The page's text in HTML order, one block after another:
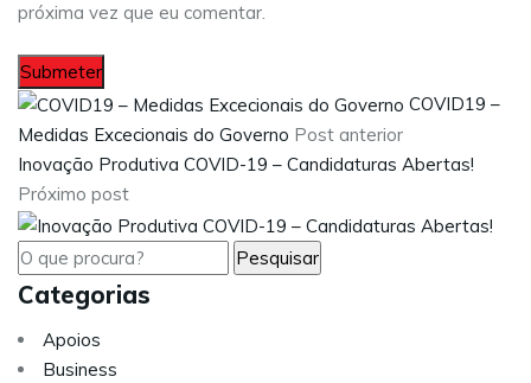
próxima vez que eu comentar.
COVID19 –
Medidas Excecionais do Governo Post anterior
Inovação Produtiva COVID-19 – Candidaturas Abertas!
Próximo post
Categorias
Apoios
Business